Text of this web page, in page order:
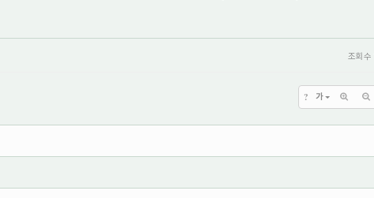
조회 수
? 가